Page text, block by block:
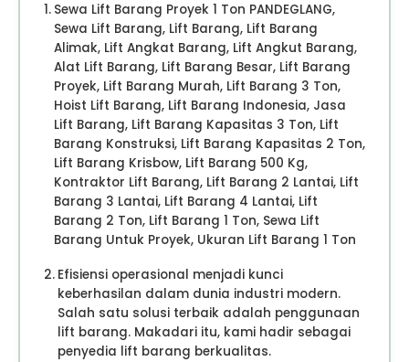
Sewa Lift Barang Proyek 1 Ton PANDEGLANG,
Sewa Lift Barang, Lift Barang, Lift Barang
Alimak, Lift Angkat Barang, Lift Angkut Barang,
Alat Lift Barang, Lift Barang Besar, Lift Barang
Proyek, Lift Barang Murah, Lift Barang 3 Ton,
Hoist Lift Barang, Lift Barang Indonesia, Jasa
Lift Barang, Lift Barang Kapasitas 3 Ton, Lift
Barang Konstruksi, Lift Barang Kapasitas 2 Ton,
Lift Barang Krisbow, Lift Barang 500 Kg,
Kontraktor Lift Barang, Lift Barang 2 Lantai, Lift
Barang 3 Lantai, Lift Barang 4 Lantai, Lift
Barang 2 Ton, Lift Barang 1 Ton, Sewa Lift
Barang Untuk Proyek, Ukuran Lift Barang 1 Ton
Efisiensi operasional menjadi kunci
keberhasilan dalam dunia industri modern.
Salah satu solusi terbaik adalah penggunaan
lift barang. Makadari itu, kami hadir sebagai
penyedia lift barang berkualitas.